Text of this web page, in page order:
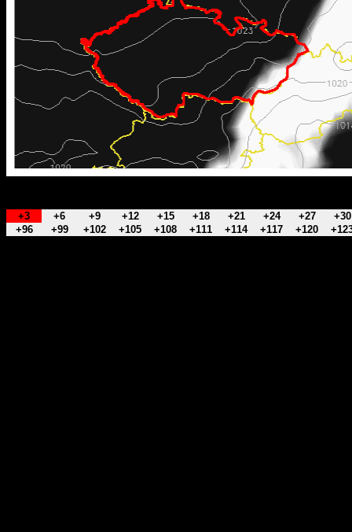
+3 +6 +9 +12 +15 +18 +21 +24 +27
+30
+96
+99 +102 +105 +108 +111 +114 +117 +120